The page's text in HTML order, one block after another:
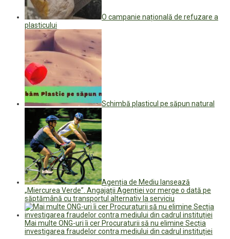
O campanie națională de refuzare a
plasticului
Schimbă plasticul pe săpun natural
Agenția de Mediu lansează
„Miercurea Verde”. Angajații Agenției vor merge o dată pe
săptămână cu transportul alternativ la serviciu
Mai multe ONG-uri îi cer Procuraturii să nu elimine Secția
investigarea fraudelor contra mediului din cadrul instituției